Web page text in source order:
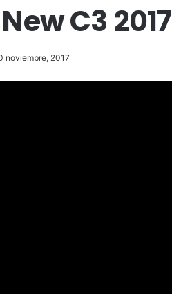
C3 2017
noviembre, 2017